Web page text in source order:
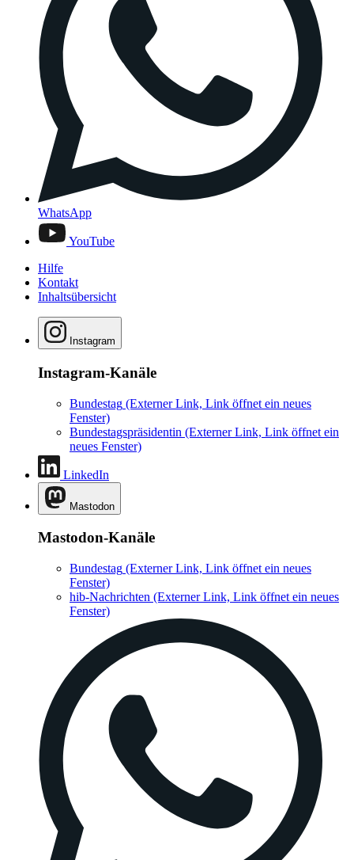
WhatsApp
YouTube
Hilfe
Kontakt
Inhaltsübersicht
Instagram
Instagram-Kanäle
Bundestag (Externer Link, Link öffnet ein neues
Fenster)
Bundestagspräsidentin (Externer Link, Link öffnet ein
neues Fenster)
LinkedIn
Mastodon
Mastodon-Kanäle
Bundestag (Externer Link, Link öffnet ein neues
Fenster)
hib-Nachrichten (Externer Link, Link öffnet ein neues
Fenster)